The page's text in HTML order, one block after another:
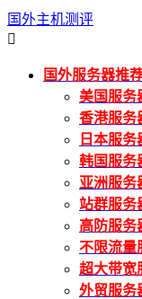
国外主机测评

国外服务器推
美国服务
香港服务
日本服务
韩国服务
亚洲服务
站群服务
高防服务
不限流量
超大带宽
外贸服务